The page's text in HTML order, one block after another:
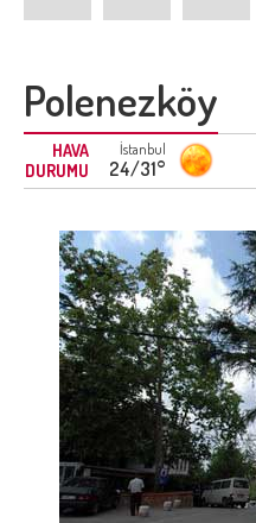
Polenezköy
HAVA
DURUMU
İstanbul
24/31°